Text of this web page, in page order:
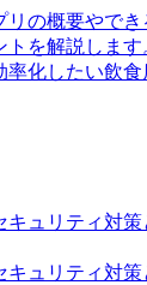
の概要やで
を解説しま
化したい飲
ュリティ対
ュリティ対